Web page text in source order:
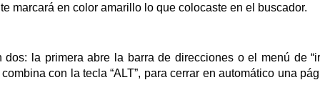
marcará en color amarillo lo que colocaste en el buscador.
la primera abre la barra de direcciones o el menú de
con la tecla “ALT”, para cerrar en automático una